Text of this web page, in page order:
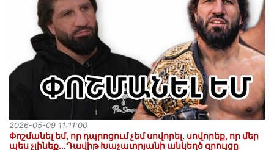
Փոշմանել եմ, որ դպրոցում չեմ սովորել. սովորեք, որ մեր
պես չլինեք...Դավիթ Խաչատրյանի անկեղծ զրույցը
2026-05-09 11:11:00